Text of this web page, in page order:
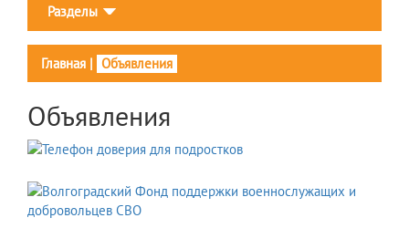
Разделы
Главная | Объявления
Объявления